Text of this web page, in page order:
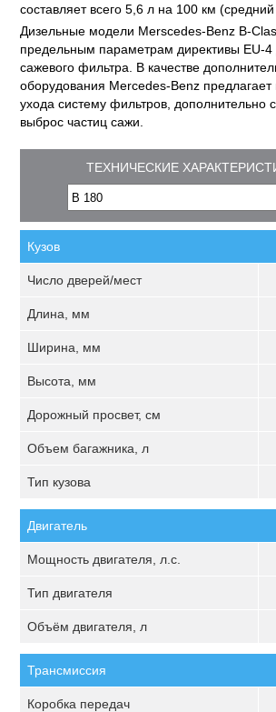
составляет всего 5,6 л на 100 км
Дизельные модели Merscedes-Benz В-
предельным параметрам директивы EU-4
сажевого фильтра. В качестве
оборудования Mercedes-Benz
ухода систему фильтров,
выброс частиц сажи.
ТЕХНИЧЕСКИЕ
Кузов
Число дверей/мест
Длина, мм
Ширина, мм
Высота, мм
Дорожный просвет, см
Объем багажника, л
Тип кузова
Двигатель
Мощность двигателя, л.с.
Тип двигателя
Объём двигателя, л
Трансмиссия
Коробка передач